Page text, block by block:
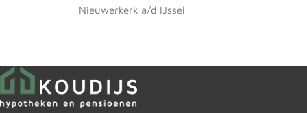
Nieuwerkerk a/d IJssel